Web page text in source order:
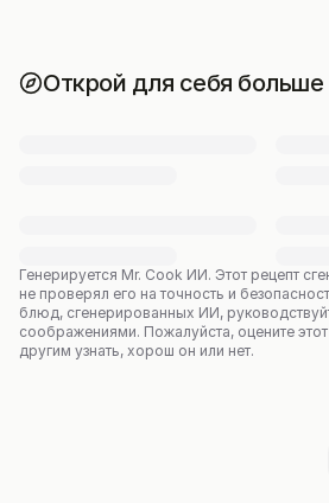
Открой для себя больше
Генерируется Mr. Cook ИИ. Этот рецепт
не проверял его на точность и
блюд, сгенерированных ИИ,
соображениями. Пожалуйста, оцените
другим узнать, хорош он или нет.